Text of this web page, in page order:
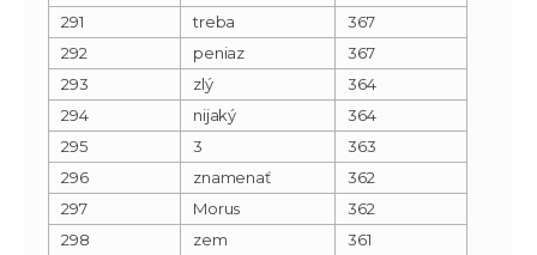
291
treba
367
292
peniaz
367
293
zlý
364
294
nijaký
364
295
3
363
296
znamenať
362
297
Morus
362
298
zem 361